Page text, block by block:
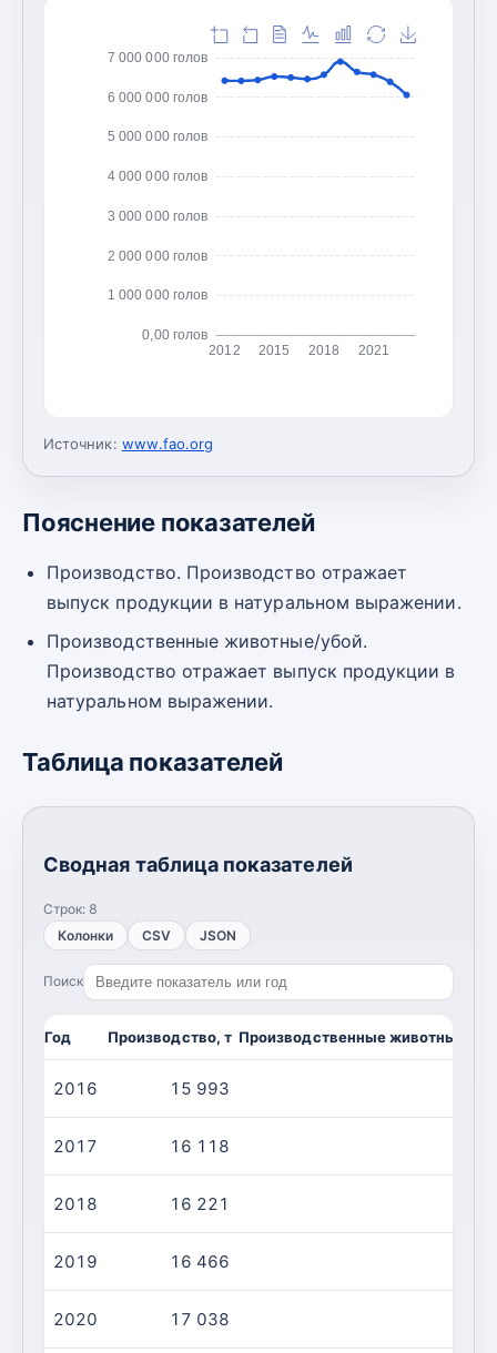
0,00 голов
1 000 000 голов
2 000 000 голов
3 000 000 голов
4 000 000 голов
5 000 000 голов
6 000 000 голов
7 000 000 голов
2012 2015 2018 2021
Источник: www.fao.org
Пояснение показателей
Производство. Производство отражает
выпуск продукции в натуральном выражении.
Производственные животные/убой.
Производство отражает выпуск продукции в
натуральном выражении.
Таблица показателей
Сводная таблица показателей
Строк: 8
Колонки
CSV JSON
Поиск
Год Производство, т Производственные животные/
2016 15 993
2017 16 118
2018 16 221
2019 16 466
2020 17 038